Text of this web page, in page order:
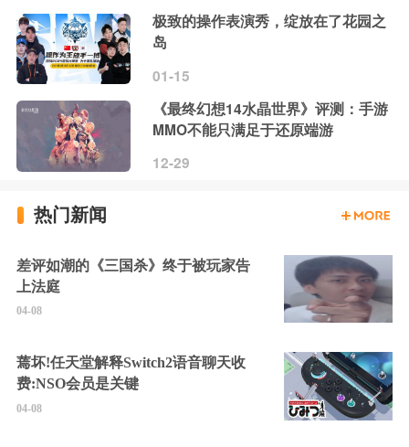
极致的操作表演秀，绽放在了花园之
岛
01-15
《最终幻想14水晶世界》评测：手游
MMO不能只满足于还原端游
12-29
热门新闻
差评如潮的《三国杀》终于被玩家告
上法庭
04-08
蔫坏!任天堂解释Switch2语音聊天收
费:NSO会员是关键
04-08